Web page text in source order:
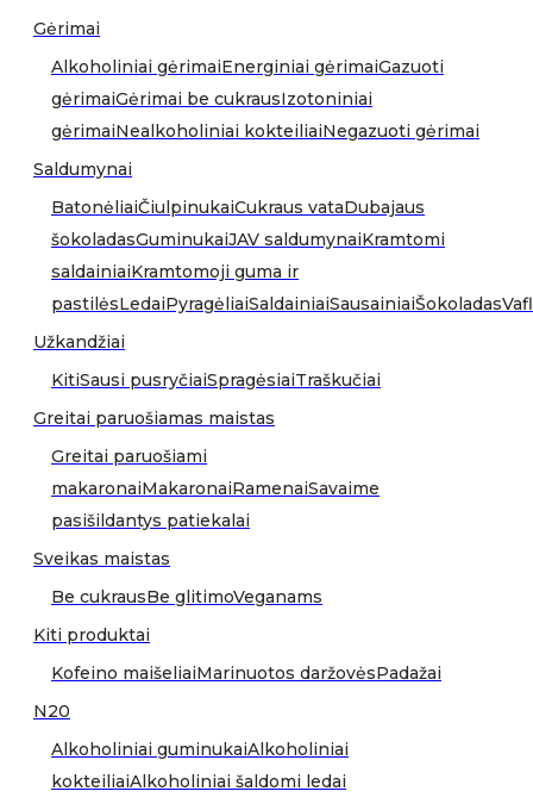
Gėrimai
Alkoholiniai gėrimaiEnerginiai gėrimaiGazuoti
gėrimaiGėrimai be cukrausIzotoniniai
gėrimaiNealkoholiniai kokteiliaiNegazuoti gėrimai
Saldumynai
BatonėliaiČiulpinukaiCukraus vataDubajaus
šokoladasGuminukaiJAV saldumynaiKramtomi
saldainiaiKramtomoji guma ir
pastilėsLedaiPyragėliaiSaldainiaiSausainiaiŠokoladas
Užkandžiai
KitiSausi pusryčiaiSpragėsiaiTraškučiai
Greitai paruošiamas maistas
Greitai paruošiami
makaronaiMakaronaiRamenaiSavaime
pasišildantys patiekalai
Sveikas maistas
Be cukrausBe glitimoVeganams
Kiti produktai
Kofeino maišeliaiMarinuotos daržovėsPadažai
N20
Alkoholiniai guminukaiAlkoholiniai
kokteiliaiAlkoholiniai šaldomi ledai